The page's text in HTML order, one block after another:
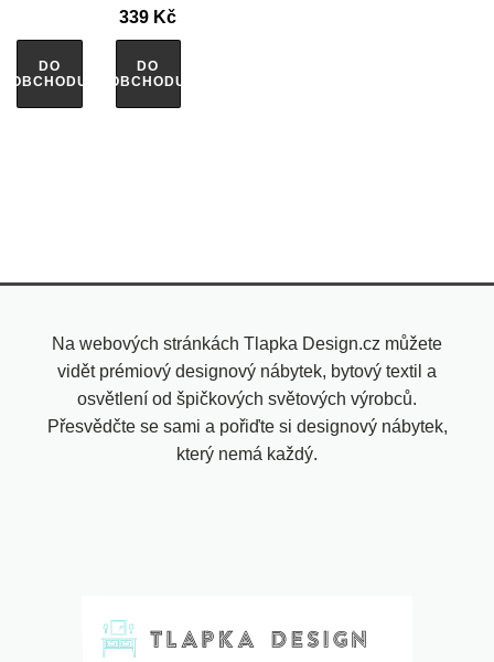
DO
OBCHODU
339 Kč
DO
OBCHODU
Na webových stránkách Tlapka Design.cz můžete
vidět prémiový designový nábytek, bytový textil a
osvětlení od špičkových světových výrobců.
Přesvědčte se sami a pořiďte si designový nábytek,
který nemá každý.